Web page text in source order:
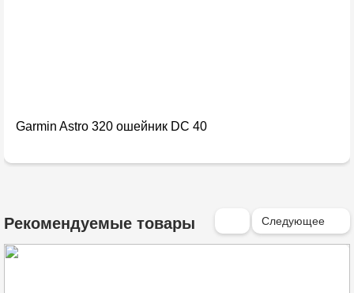
Garmin Astro 320 ошейник DC 40
Рекомендуемые товары Следующее